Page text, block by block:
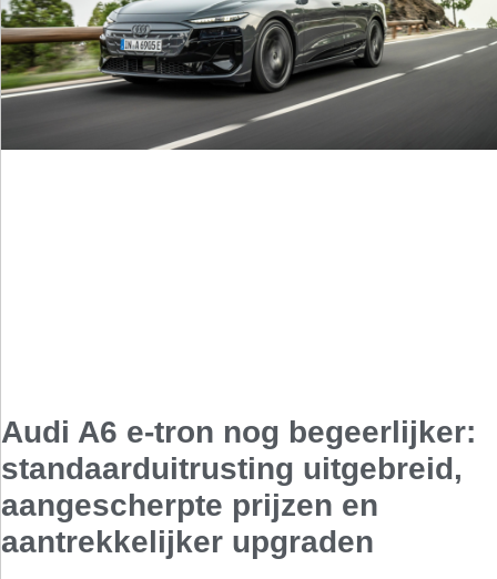
Audi A6 e-tron nog begeerlijker:
standaarduitrusting uitgebreid,
aangescherpte prijzen en
aantrekkelijker upgraden